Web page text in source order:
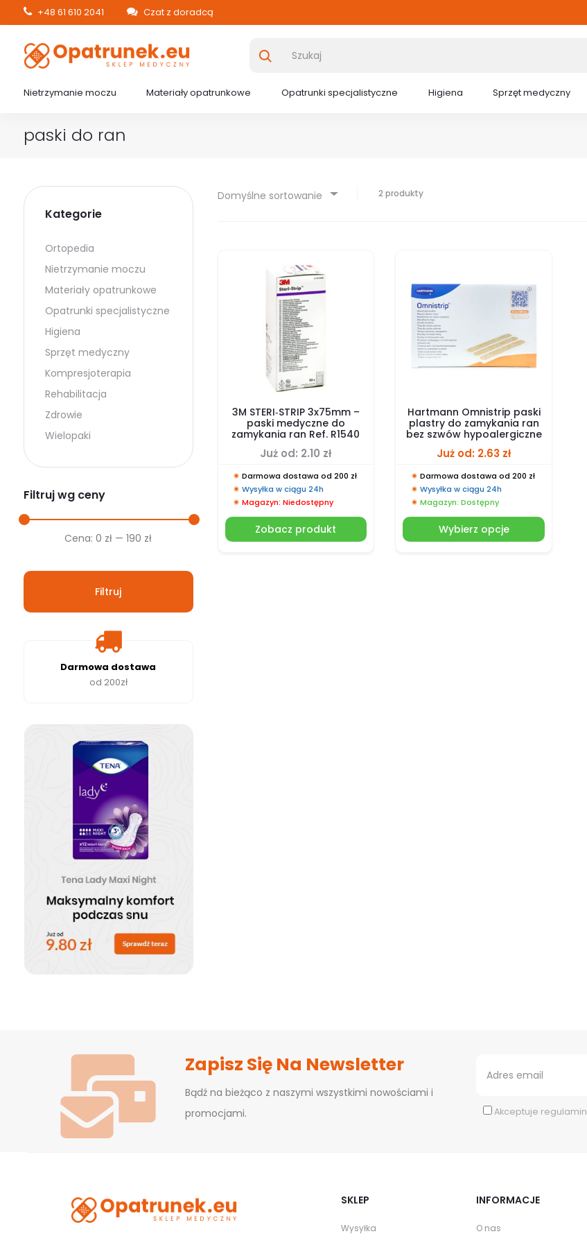
+48 61 610 2041 Czat z doradcą
Nietrzymanie moczu Materiały opatrunkowe Opatrunki specjalistyczne Higiena Sprzęt medyczny
paski do ran
Domyślne sortowanie 2 produkty
3M STERI‑STRIP 3x75mm –
paski medyczne do
zamykania ran Ref. R1540
Już od: 2.10 zł
Darmowa dostawa od 200 zł
Wysyłka w ciągu 24h
Magazyn: Niedostępny
Zobacz produkt
Hartmann Omnistrip paski
plastry do zamykania ran
bez szwów hypoalergiczne
Już od: 2.63 zł
Darmowa dostawa od 200 zł
Wysyłka w ciągu 24h
Magazyn: Dostępny
Wybierz opcje
Kategorie
Ortopedia
Nietrzymanie moczu
Materiały opatrunkowe
Opatrunki specjalistyczne
Higiena
Sprzęt medyczny
Kompresjoterapia
Rehabilitacja
Zdrowie
Wielopaki
Filtruj wg ceny
Cena
Cena
Filtruj
Cena:0 zł —190 zł
Darmowa dostawa
od 200zł
Zapisz Się Na Newsletter
Bądź na bieżąco z naszymi wszystkimi nowościami i
promocjami.
Akceptuje regulamin
SKLEP
Wysyłka
INFORMACJE
O nas